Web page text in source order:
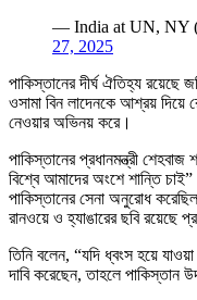
— India at UN, NY
27, 2025
পাকিস্তানের দীর্ঘ ঐতিহ্য রয়েছে
ওসামা বিন লাদেনকে আশ্রয় দিয়ে
নেওয়ার অভিনয় করে।
পাকিস্তানের প্রধানমন্ত্রী
বিশ্বে আমাদের অংশে শান্তি
পাকিস্তানের সেনা অনুরোধ
রানওয়ে ও হ্যাঙারের ছবি রয়েছে
তিনি বলেন, “যদি ধ্বংস হয়ে
দাবি করেছেন, তাহলে পাকিস্তান